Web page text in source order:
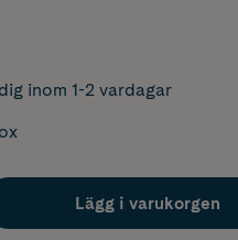
inom 1-2 vardagar
Lägg i varukorgen